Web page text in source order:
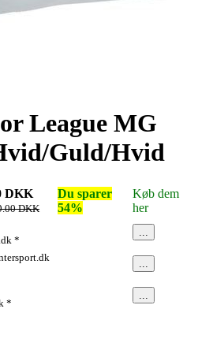
League MG
Guld/Hvid
DKK
DKK
Du sparer
54%
Køb dem
her
*
*